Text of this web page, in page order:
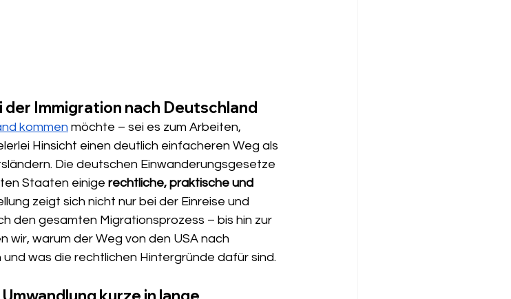
Immigration nach Deutschland
kommen möchte – sei es zum Arbeiten,
Hinsicht einen deutlich einfacheren Weg als
Die deutschen Einwanderungsgesetze
Staaten einige rechtliche, praktische und
zeigt sich nicht nur bei der Einreise und
den gesamten Migrationsprozess – bis hin zur
wir, warum der Weg von den USA nach
was die rechtlichen Hintergründe dafür sind.